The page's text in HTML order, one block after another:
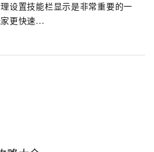
设置技能栏显示是非常重要的一
更快速...